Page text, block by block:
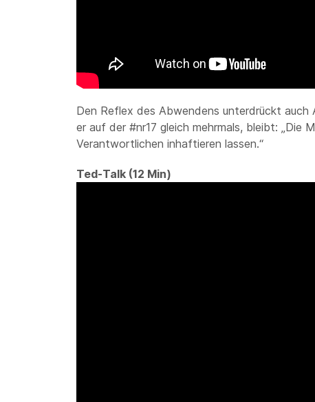
Den Reflex des Abwendens unterdrückt auch
er auf der #nr17 gleich mehrmals, bleibt: „Die
Verantwortlichen inhaftieren lassen.“
Ted-Talk (12 Min)